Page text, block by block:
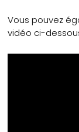
Vous pouvez
vidéo ci-